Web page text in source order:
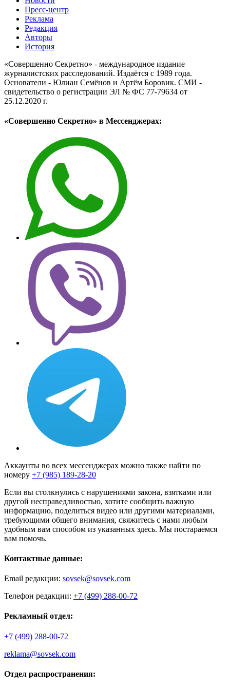
Пресс-центр
Реклама
Редакция
Авторы
История
«Совершенно Секретно» - международное издание
журналистских расследований. Издаётся с 1989 года.
Основатели - Юлиан Семёнов и Артём Боровик. CМИ -
свидетельство о регистрации ЭЛ № ФС 77-79634 от
25.12.2020 г.
«Совершенно Секретно» в Мессенджерах:
Аккаунты во всех мессенджерах можно также найти по
номеру +7 (985) 189-28-20
Если вы столкнулись с нарушениями закона, взятками или
другой несправедливостью, хотите сообщить важную
информацию, поделиться видео или другими материалами,
требующими общего внимания, свяжитесь с нами любым
удобным вам способом из указанных здесь. Мы постараемся
вам помочь.
Контактные данные:
Email редакции: sovsek@sovsek.com
Телефон редакции: +7 (499) 288-00-72
Рекламный отдел:
+7 (499) 288-00-72
reklama@sovsek.com
Отдел распространения: